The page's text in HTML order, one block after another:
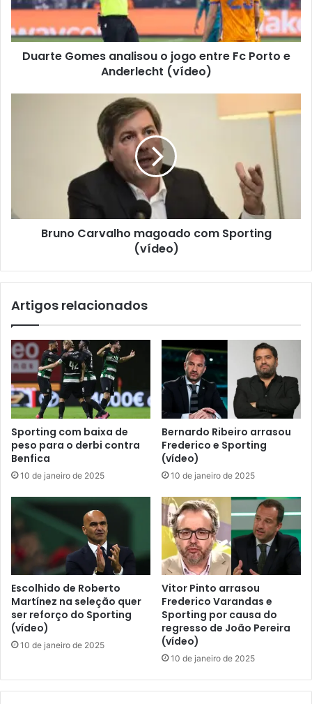
Duarte Gomes analisou o jogo entre Fc Porto e
Anderlecht (vídeo)
Bruno Carvalho magoado com Sporting
(vídeo)
Artigos relacionados
Sporting com baixa de
peso para o derbi contra
Benfica
10 de janeiro de 2025
Bernardo Ribeiro arrasou
Frederico e Sporting
(vídeo)
10 de janeiro de 2025
Escolhido de Roberto
Martínez na seleção quer
ser reforço do Sporting
(vídeo)
10 de janeiro de 2025
Vitor Pinto arrasou
Frederico Varandas e
Sporting por causa do
regresso de João Pereira
(vídeo)
10 de janeiro de 2025